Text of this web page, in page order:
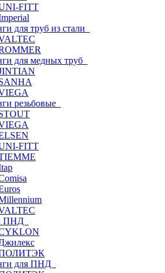
FITT
для труб из стали
для медных труб
резьбовые
FITT
ПНД
для ПНД